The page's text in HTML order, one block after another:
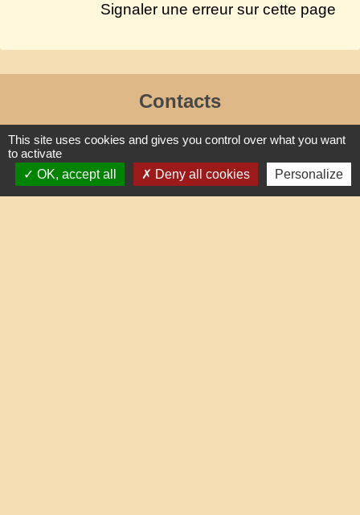
Signaler une erreur sur cette page
Contacts
Commune de Lafraye
60510 Lafraye - FRANCE
+33 3 44 80 47 31
This site uses cookies and gives you control over what you want
to activate
OK, accept all
Deny all cookies Personalize